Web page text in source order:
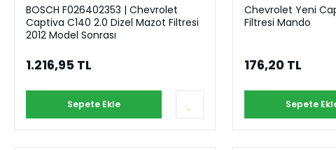
BOSCH F026402353 | Chevrolet
Captiva C140 2.0 Dizel Mazot Filtresi
2012 Model Sonrası
1.216,95 TL
Sepete Ekle
Chevrolet Yeni
Filtresi Mando
176,20 TL
Sepete